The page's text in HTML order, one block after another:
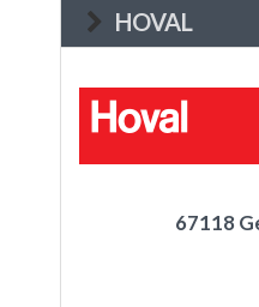
HOVAL
67118